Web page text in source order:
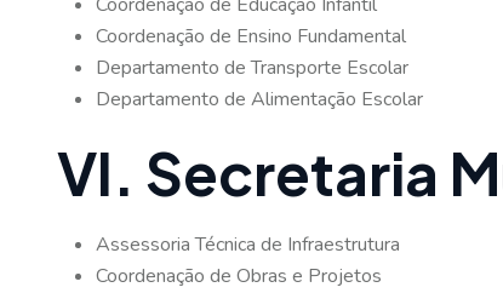
Coordenação de Ensino Fundamental
Departamento de Transporte Escolar
Departamento de Alimentação Escolar
VI. Secretaria
Assessoria Técnica de Infraestrutura
Coordenação de Obras e Projetos